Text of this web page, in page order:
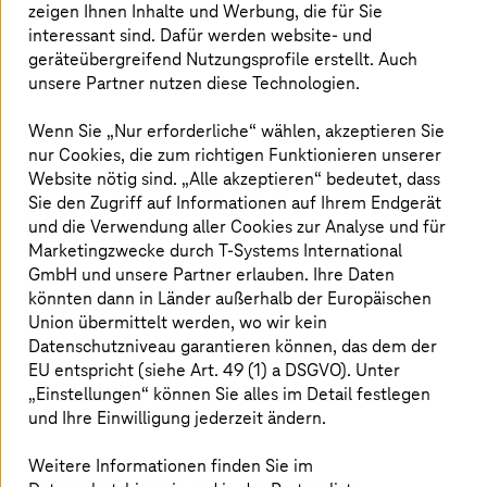
genannten “Pull Requests” (PR) gerade so schnell an,
dass die Plattfrom regelmäßig unter der Last
zusammenbricht.
Software entsteht, sondern auch das, was in Produktion
läuft. Immer mehr Anwendungen enthalten selbst KI-
Agenten, sowohl als Bestandteil von Kundenprodukten
als auch als interne Assistenten in Fachabteilungen.
Diese Agenten müssen genauso beobachtet, bewertet
und gesteuert werden wie jedes andere produktive
System.
Für Vorstände und CIOs bedeutet das eine fundamentale
Verschiebung. Wer in den nächsten Jahren
wettbewerbsfähig bleiben will, muss seine Software
nicht nur schneller bauen können. Er muss sie auch
beherrschen können, während sie sich selbst baut, und
während sie selbst zunehmend aus autonomen Agenten
zeigen Ihnen Inhalte und Werbung, die für Sie
interessant sind. Dafür werden website- und
geräteübergreifend Nutzungsprofile erstellt. Auch
unsere Partner nutzen diese Technologien.
Wenn Sie „Nur erforderliche“ wählen, akzeptieren Sie
nur Cookies, die zum richtigen Funktionieren unserer
Website nötig sind. „Alle akzeptieren“ bedeutet, dass
Sie den Zugriff auf Informationen auf Ihrem Endgerät
und die Verwendung aller Cookies zur Analyse und für
Marketingzwecke durchT-Systems International
GmbH und unsere Partner erlauben. Ihre Daten
könnten dann in Länder außerhalb der Europäischen
Union übermittelt werden, wo wir kein
Datenschutzniveau garantieren können, das dem der
EU entspricht (siehe Art. 49 (1) a DSGVO). Unter
„Einstellungen“ können Sie alles im Detail festlegen
und Ihre Einwilligung jederzeit ändern.
Weitere Informationen finden Sie im